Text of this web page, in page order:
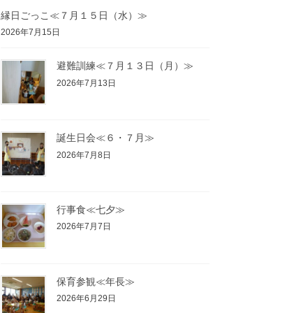
縁日ごっこ≪７月１５日（水）≫
2026年7月15日
避難訓練≪７月１３日（月）≫
2026年7月13日
誕生日会≪６・７月≫
2026年7月8日
行事食≪七夕≫
2026年7月7日
保育参観≪年長≫
2026年6月29日